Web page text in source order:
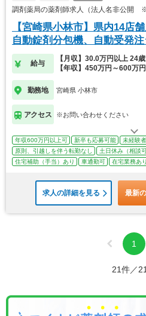
調剤薬局の薬剤師求人（法人名非公開 ※
【宮崎県小林市】県内14店
自動錠剤分包機、自動受発
実！
給与
【月収】30.0万円以上 24
【年収】450万円～600万
勤務地 宮崎県 小林市
アクセス ※お問い合わせください
年収600万円以上可 新卒も応募可能
未経験
原則、引越しを伴う転勤なし
土日休み（相談可
住宅補助（手当）あり
車通勤可 在宅業務あり
求人の詳細を見る 最新
1
21件／